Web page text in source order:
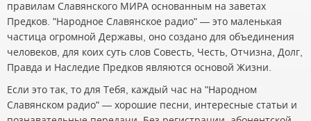
правилам Славянского МИРА основанным на заветах
Предков. "Народное Славянское радио" — это маленькая
частица огромной Державы, оно создано для объединения
человеков, для коих суть слов Совесть, Честь, Отчизна, Долг,
Правда и Наследие Предков являются основой Жизни.
Если это так, то для Тебя, каждый час на "Народном
Славянском радио" — хорошие песни, интересные статьи и